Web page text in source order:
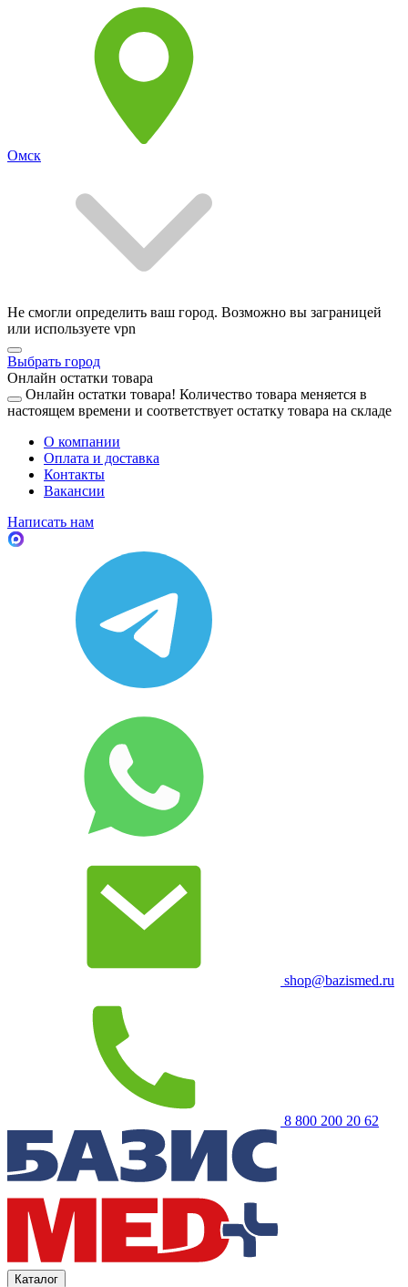
Омск
Не смогли определить ваш город. Возможно вы заграницей
или используете vpn
Выбрать город
Онлайн остатки товара
Онлайн остатки товара! Количество товара меняется в
настоящем времени и соответствует остатку товара на складе
О компании
Оплата и доставка
Контакты
Вакансии
Написать нам
shop@bazismed.ru
8 800 200 20 62
Каталог